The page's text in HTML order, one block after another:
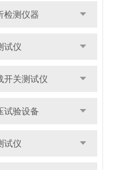
检测仪器
试仪
开关测试仪
试验设备
试仪